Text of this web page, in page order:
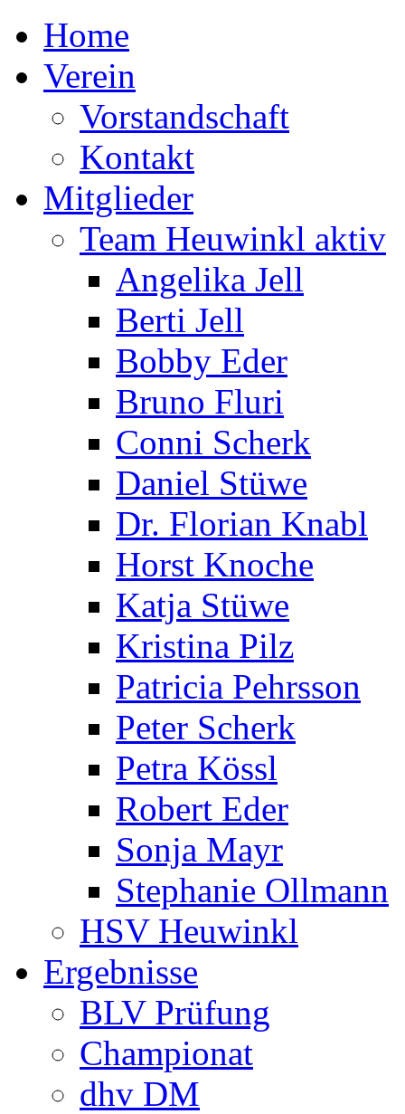
Home
Verein
Vorstandschaft
Kontakt
Mitglieder
Team Heuwinkl aktiv
Angelika Jell
Berti Jell
Bobby Eder
Bruno Fluri
Conni Scherk
Daniel Stüwe
Dr. Florian Knabl
Horst Knoche
Katja Stüwe
Kristina Pilz
Patricia Pehrsson
Peter Scherk
Petra Kössl
Robert Eder
Sonja Mayr
Stephanie Ollmann
HSV Heuwinkl
Ergebnisse
BLV Prüfung
Championat
dhv DM